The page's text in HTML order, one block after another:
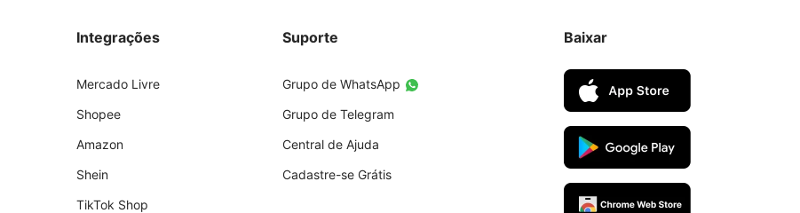
Integrações
Mercado Livre
Shopee
Amazon
Shein
TikTok Shop
Suporte
Grupo de WhatsApp
Grupo de Telegram
Central de Ajuda
Cadastre-se Grátis
Baixar